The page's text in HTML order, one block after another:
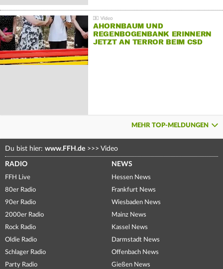
AHORNBAUM UND
REGENBOGENBANK ERINNERN
JETZT AN TERROR BEIM CSD
MEHR TOP-MELDUNGEN
Du bist hier: www.FFH.de >>> Video
RADIO
FFH Live
80er Radio
90er Radio
2000er Radio
Rock Radio
Oldie Radio
Schlager Radio
Party Radio
NEWS
Hessen News
Frankfurt News
Wiesbaden News
Mainz News
Kassel News
Darmstadt News
Offenbach News
Gießen News